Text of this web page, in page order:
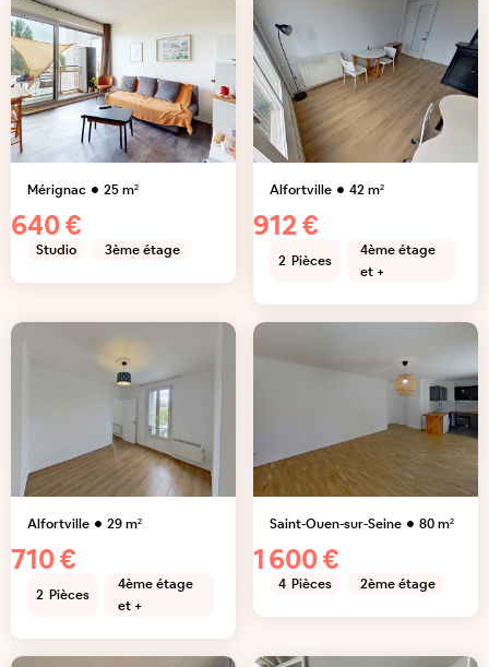
Mérignac 25m²
640 €
Studio 3ème étage
Alfortville 42m²
912 €
2 Pièces
4ème étage
et +
Alfortville 29m²
710 €
2 Pièces
4ème étage
et +
Saint-Ouen-sur-Seine 80m²
1 600 €
4 Pièces 2ème étage